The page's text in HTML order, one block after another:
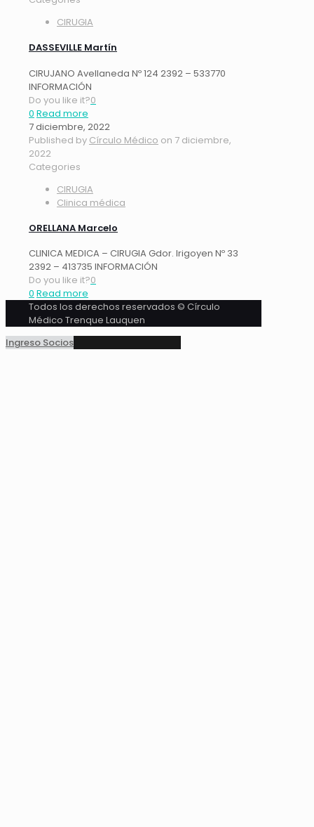
CIRUGIA
DASSEVILLE Martín
CIRUJANO Avellaneda Nº 124 2392 – 533770
INFORMACIÓN
Do you like it?0
0 Read more
7 diciembre, 2022
Published by Círculo Médico on 7 diciembre,
2022
Categories
CIRUGIA
Clinica médica
ORELLANA Marcelo
CLINICA MEDICA – CIRUGIA Gdor. Irigoyen Nº 33
2392 – 413735 INFORMACIÓN
Do you like it?0
0 Read more
Todos los derechos reservados © Círculo
Médico Trenque Lauquen
Ingreso Socios